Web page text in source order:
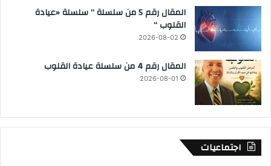
المقال رقم 5 من سلسلة ” سلسلة «عيادة
القلوب “
2026-08-02
المقال رقم 4 من سلسلة عيادة القلوب
2026-08-01
اجتماعيات